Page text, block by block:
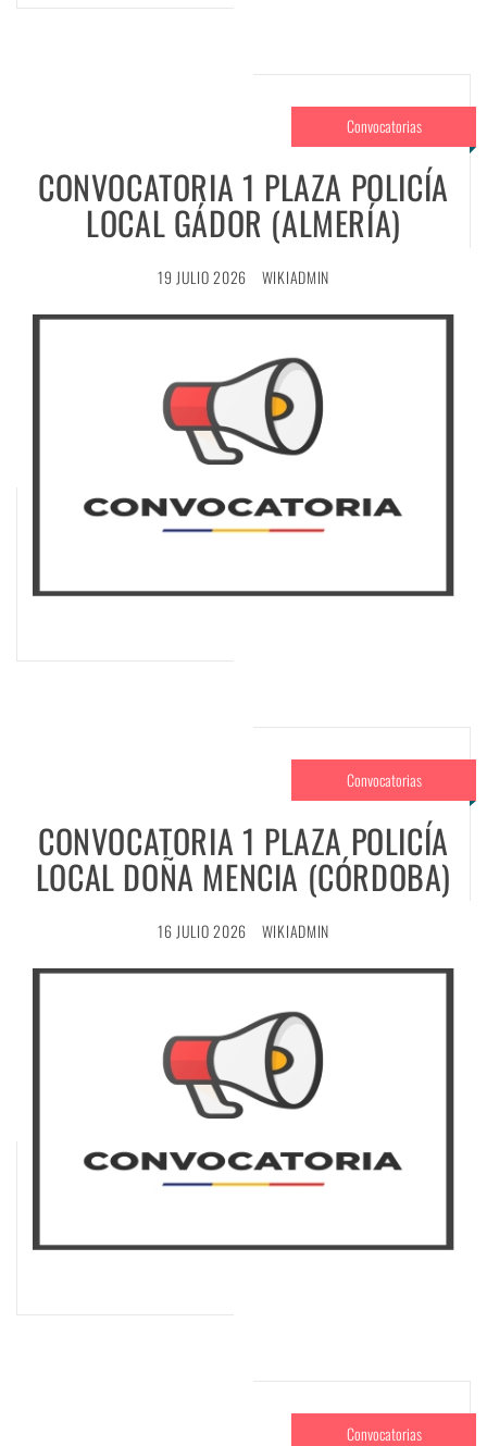
Convocatorias
CONVOCATORIA 1 PLAZA POLICÍA
LOCAL GÁDOR (ALMERÍA)
19 JULIO 2026 WIKIADMIN
Convocatorias
CONVOCATORIA 1 PLAZA POLICÍA
LOCAL DOÑA MENCIA (CÓRDOBA)
16 JULIO 2026 WIKIADMIN
Convocatorias